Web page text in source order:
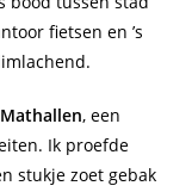
fietsen en ’s
Mathallen, een
Ik proefde
stukje zoet gebak